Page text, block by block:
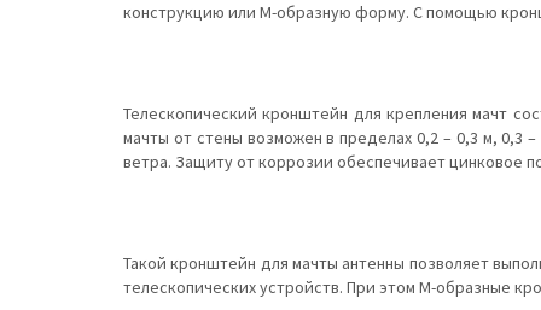
конструкцию или М-образную форму. С помощью
Телескопический кронштейн для крепления мачт
мачты от стены возможен в пределах 0,2 – 0,3 м, 0,3
ветра. Защиту от коррозии обеспечивает цинковое
Такой кронштейн для мачты антенны позволяет
телескопических устройств. При этом М-образные